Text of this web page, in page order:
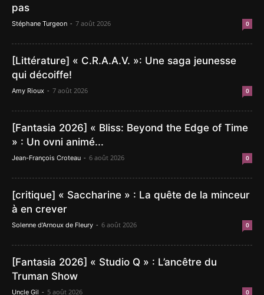
pas
Stéphane Turgeon - 7 août 2026 0
[Littérature] « C.R.A.A.V. »: Une saga jeunesse
qui décoiffe!
Amy Rioux - 7 août 2026 0
[Fantasia 2026] « Bliss: Beyond the Edge of Time
» : Un ovni animé...
Jean-François Croteau - 6 août 2026 0
[critique] « Saccharine » : La quête de la minceur
à en crever
Solenne d'Arnoux de Fleury - 6 août 2026 0
[Fantasia 2026] « Studio Q » : L’ancêtre du
Truman Show
Uncle Gil - 5 août 2026 0